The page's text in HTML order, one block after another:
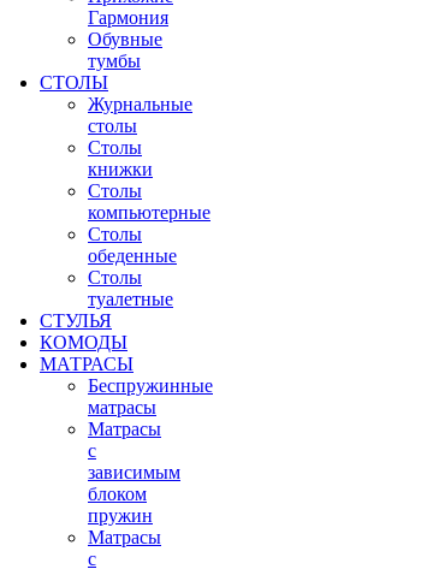
Гармония
Обувные
тумбы
СТОЛЫ
Журнальные
столы
Столы
книжки
Столы
компьютерные
Столы
обеденные
Столы
туалетные
СТУЛЬЯ
КОМОДЫ
МАТРАСЫ
Беспружинные
матрасы
Матрасы
с
зависимым
блоком
пружин
Матрасы
с